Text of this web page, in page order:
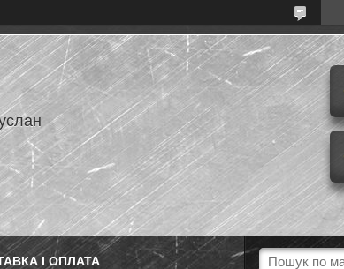
І ОПЛАТА